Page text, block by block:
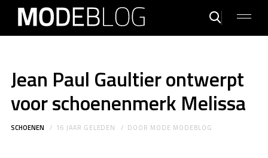
Jean Paul Gaultier ontwerpt
voor schoenenmerk Melissa
SCHOENEN 16 JAAR GELEDEN DOOR MODE MODEBLOG